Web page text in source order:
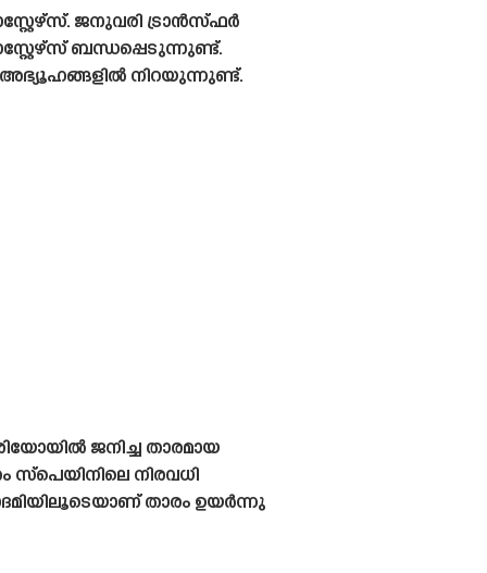
ജനുവരി ട്രാൻസ്‌ഫർ
ബന്ധപ്പെടുന്നുണ്ട്.
നിറയുന്നുണ്ട്.
ജനിച്ച താരമായ
സ്പെയിനിലെ നിരവധി
താരം ഉയർന്നു